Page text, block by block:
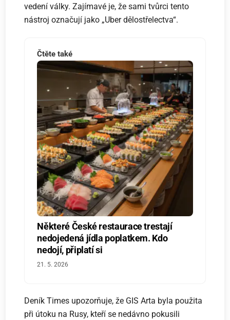
vedení války. Zajímavé je, že sami tvůrci tento
nástroj označují jako „Uber dělostřelectva“.
Čtěte také
Některé České restaurace trestají
nedojedená jídla poplatkem. Kdo
nedojí, připlatí si
21. 5. 2026
Deník Times upozorňuje, že GIS Arta byla použita
při útoku na Rusy, kteří se nedávno pokusili